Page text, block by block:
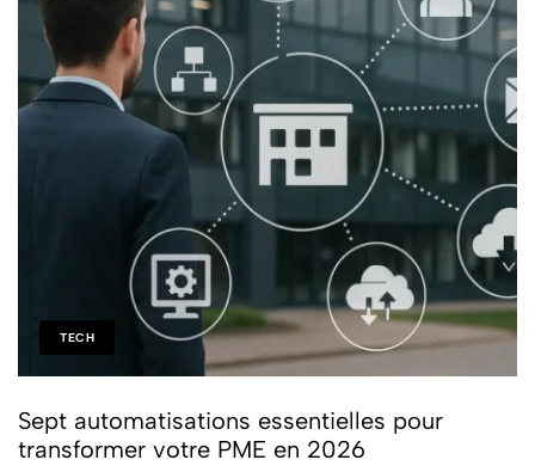
TECH
Sept automatisations essentielles pour
transformer votre PME en 2026